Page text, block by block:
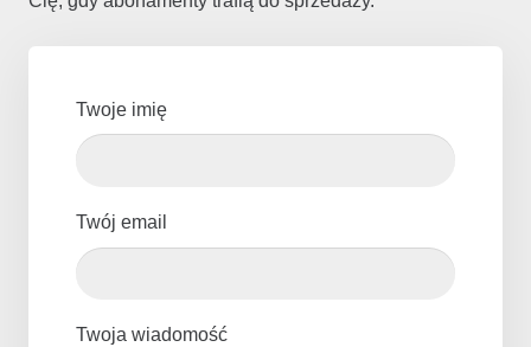
Twoje imię
Twój email
Twoja wiadomość